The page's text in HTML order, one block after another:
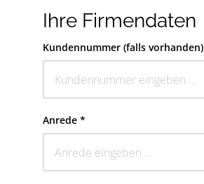
Ihre Firmendaten
Kundennummer (falls vorhanden)
Anrede *